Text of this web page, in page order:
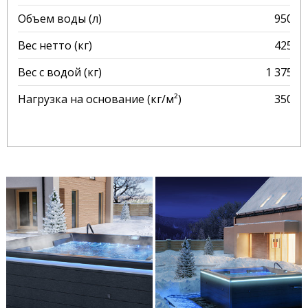
Объем воды (л)
950
Вес нетто (кг)
425
Вес с водой (кг)
1 375
Нагрузка на основание (кг/м²)
350